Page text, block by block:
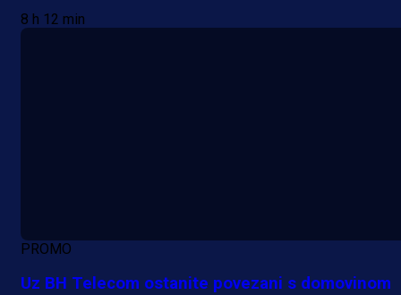
8 h 12 min
PROMO
Uz BH Telecom ostanite povezani s domovinom